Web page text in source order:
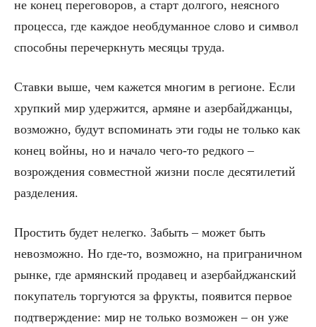
не конец переговоров, а старт долгого, неясного
процесса, где каждое необдуманное слово и символ
способны перечеркнуть месяцы труда.
Ставки выше, чем кажется многим в регионе. Если
хрупкий мир удержится, армяне и азербайджанцы,
возможно, будут вспоминать эти годы не только как
конец войны, но и начало чего-то редкого –
возрождения совместной жизни после десятилетий
разделения.
Простить будет нелегко. Забыть – может быть
невозможно. Но где-то, возможно, на приграничном
рынке, где армянский продавец и азербайджанский
покупатель торгуются за фрукты, появится первое
подтверждение: мир не только возможен – он уже